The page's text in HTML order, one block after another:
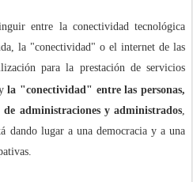
entre la conectividad tecnológica
la "conectividad" o el internet de las
para la prestación de servicios
la "conectividad" entre las personas,
de administraciones y administrados,
dando lugar a una democracia y a una